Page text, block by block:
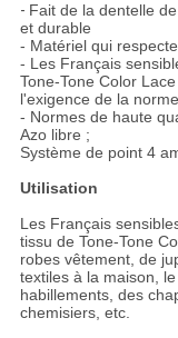
- Fait de la dentelle
et durable
- Matériel qui
- Les Français
Tone-Tone Color
l'exigence de la
- Normes de haute
Azo libre ;
Système de point 4
Utilisation
Les Français
tissu de Tone-Tone
robes vêtement, de
textiles à la maison,
habillements, des
chemisiers, etc.